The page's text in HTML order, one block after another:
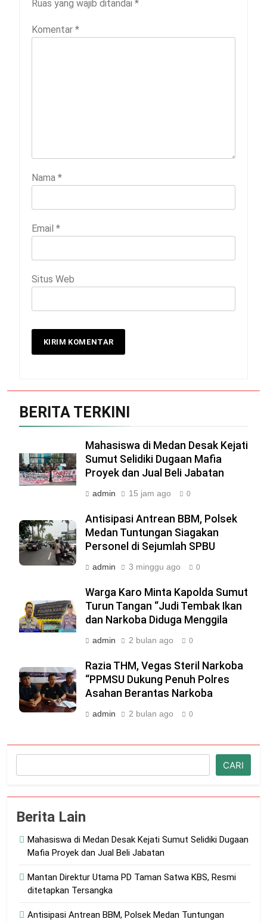
Ruas yang wajib ditandai *
Komentar *
Nama *
Email *
Situs Web
BERITA TERKINI
Mahasiswa di Medan Desak Kejati
Sumut Selidiki Dugaan Mafia
Proyek dan Jual Beli Jabatan
admin 15 jam ago 0
Antisipasi Antrean BBM, Polsek
Medan Tuntungan Siagakan
Personel di Sejumlah SPBU
admin 3 minggu ago 0
Warga Karo Minta Kapolda Sumut
Turun Tangan “Judi Tembak Ikan
dan Narkoba Diduga Menggila
admin 2 bulan ago 0
Razia THM, Vegas Steril Narkoba
“PPMSU Dukung Penuh Polres
Asahan Berantas Narkoba
admin 2 bulan ago 0
CARI
Berita Lain
Mahasiswa di Medan Desak Kejati Sumut Selidiki Dugaan
Mafia Proyek dan Jual Beli Jabatan
Mantan Direktur Utama PD Taman Satwa KBS, Resmi
ditetapkan Tersangka
Antisipasi Antrean BBM, Polsek Medan Tuntungan